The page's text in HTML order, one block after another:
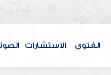
الفتوى الاستشارات